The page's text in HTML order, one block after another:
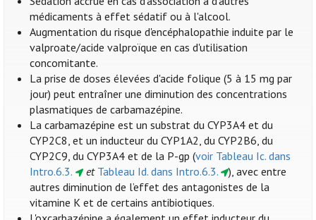
médicaments à effet sédatif ou à l'alcool.
Augmentation du risque d'encéphalopathie induite par le
valproate/acide valproïque en cas d'utilisation
concomitante.
La prise de doses élevées d'acide folique (5 à 15 mg par
jour) peut entraîner une diminution des concentrations
plasmatiques de carbamazépine.
La carbamazépine est un substrat du CYP3A4 et du
CYP2C8, et un inducteur du CYP1A2, du CYP2B6, du
CYP2C9, du CYP3A4 et de la P-gp (voir Tableau Ic. dans
Intro.6.3.
et Tableau Id. dans Intro.6.3.
), avec entre
autres diminution de l’effet des antagonistes de la
vitamine K et de certains antibiotiques.